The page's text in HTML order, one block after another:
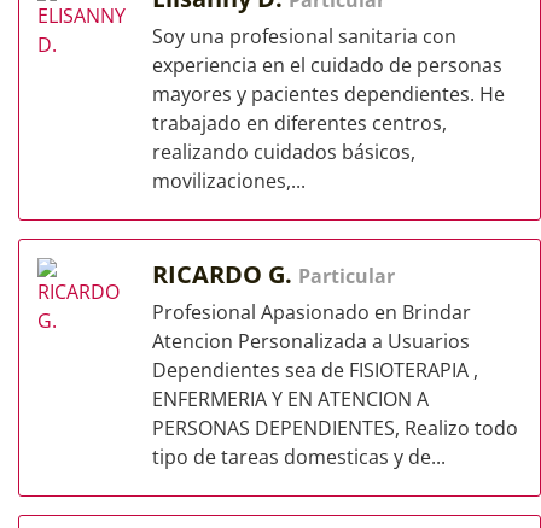
Soy una profesional sanitaria con
experiencia en el cuidado de personas
mayores y pacientes dependientes. He
trabajado en diferentes centros,
realizando cuidados básicos,
movilizaciones,...
RICARDO G. Particular
Profesional Apasionado en Brindar
Atencion Personalizada a Usuarios
Dependientes sea de FISIOTERAPIA ,
ENFERMERIA Y EN ATENCION A
PERSONAS DEPENDIENTES, Realizo todo
tipo de tareas domesticas y de...